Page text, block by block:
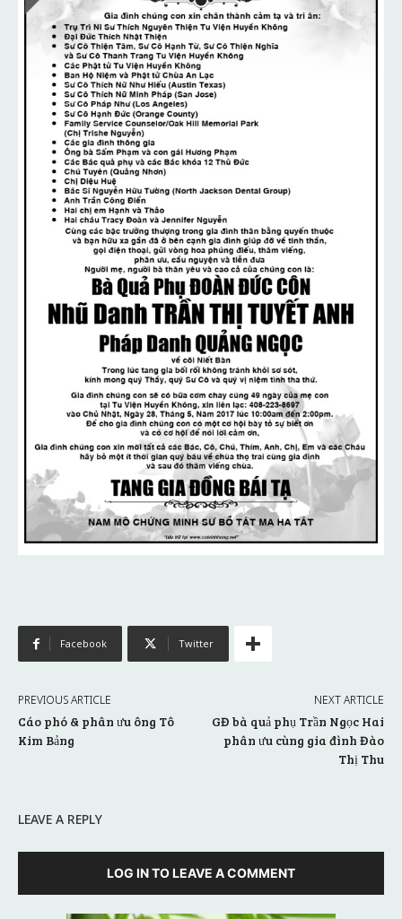
Facebook Twitter
PREVIOUS ARTICLE
Cáo phó & phân ưu ông Tô
Kim Bảng
NEXT ARTICLE
GĐ bà quả phụ Trần Ngọc Hai
phân ưu cùng gia đình Đào
Thị Thu
LEAVE A REPLY
LOG IN TO LEAVE A COMMENT